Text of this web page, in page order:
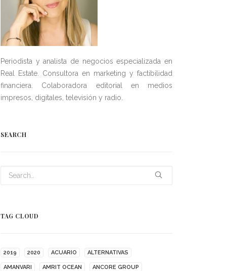
Periodista y analista de negocios especializada en
Real Estate. Consultora en marketing y factibilidad
financiera. Colaboradora editorial en medios
impresos, digitales, televisión y radio.
SEARCH
TAG CLOUD
2019 2020 ACUARIO ALTERNATIVAS
AMANVARI AMRIT OCEAN ANCORE GROUP